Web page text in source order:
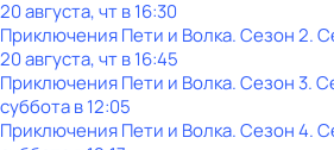
20 августа, чт в 16:30
Приключения Пети и Волка. Сезон 2.
20 августа, чт в 16:45
Приключения Пети и Волка. Сезон 3.
субботав12:05
Приключения Пети и Волка. Сезон 4.